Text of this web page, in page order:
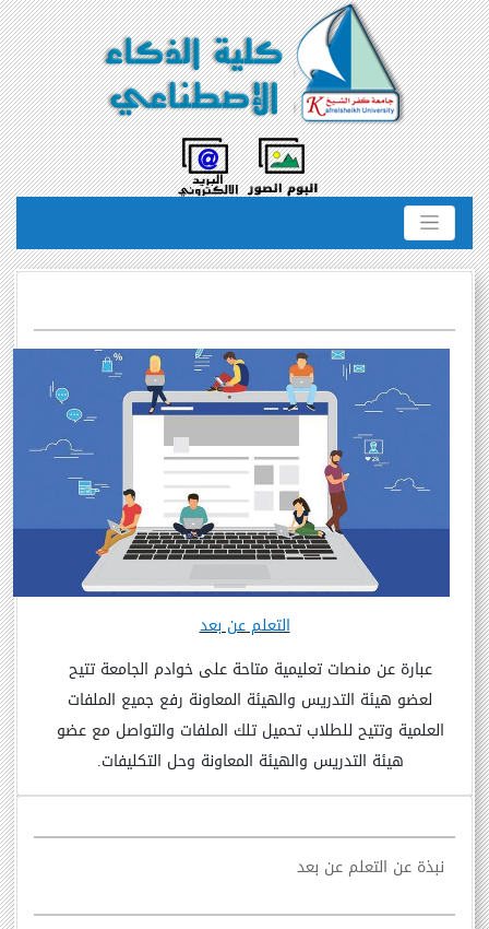
نبذة عن التعلم عن بعد
التعلم عن بعد
عبارة عن منصات تعليمية متاحة على خوادم الجامعة تتيح
لعضو هيئة التدريس والهيئة المعاونة رفع جميع الملفات
العلمية وتتيح للطلاب تحميل تلك الملفات والتواصل مع عضو
هيئة التدريس والهيئة المعاونة وحل التكليفات.